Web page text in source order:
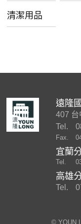
清潔用品
遠隆
407 台
Tel.
Fax.
宜蘭
Tel.
高雄
Tel.
©︎ YOUN